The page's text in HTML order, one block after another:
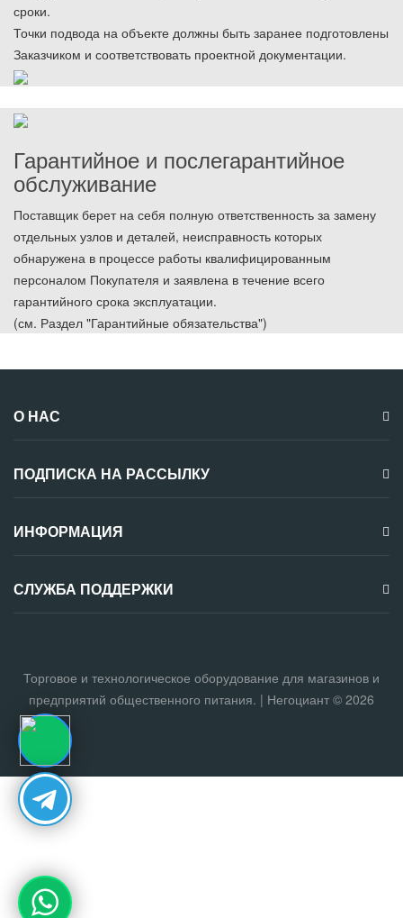
сроки.
Точки подвода на объекте должны быть заранее подготовлены
Заказчиком и соответствовать проектной документации.
Гарантийное и послегарантийное
обслуживание
Поставщик берет на себя полную ответственность за замену
отдельных узлов и деталей, неисправность которых
обнаружена в процессе работы квалифицированным
персоналом Покупателя и заявлена в течение всего
гарантийного срока эксплуатации.
(см. Раздел "Гарантийные обязательства")
О НАС
ПОДПИСКА НА РАССЫЛКУ
ИНФОРМАЦИЯ
СЛУЖБА ПОДДЕРЖКИ
Торговое и технологическое оборудование для магазинов и
предприятий общественного питания. | Негоциант © 2026